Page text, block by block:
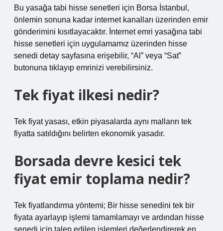
Bu yasağa tabi hisse senetleri için Borsa İstanbul,
önlemin sonuna kadar internet kanalları üzerinden emir
gönderimini kısıtlayacaktır. İnternet emri yasağına tabi
hisse senetleri için uygulamamız üzerinden hisse
senedi detay sayfasına erişebilir, “Al” veya “Sat”
butonuna tıklayıp emrinizi verebilirsiniz.
Tek fiyat ilkesi nedir?
Tek fiyat yasası, etkin piyasalarda aynı malların tek
fiyatta satıldığını belirten ekonomik yasadır.
Borsada devre kesici tek
fiyat emir toplama nedir?
Tek fiyatlandırma yöntemi; Bir hisse senedini tek bir
fiyata ayarlayıp işlemi tamamlamayı ve ardından hisse
senedi için talep edilen işlemleri değerlendirerek en